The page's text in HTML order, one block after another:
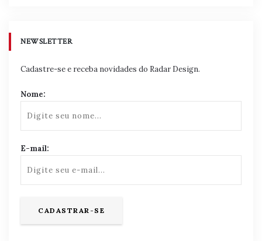
NEWSLETTER
Cadastre-se e receba novidades do Radar Design.
Nome:
E-mail: